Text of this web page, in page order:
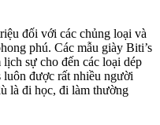
đối với các chủng loại và
phú. Các mẫu giày Biti’s
sự cho đến các loại dép
luôn được rất nhiều người
là đi học, đi làm thường